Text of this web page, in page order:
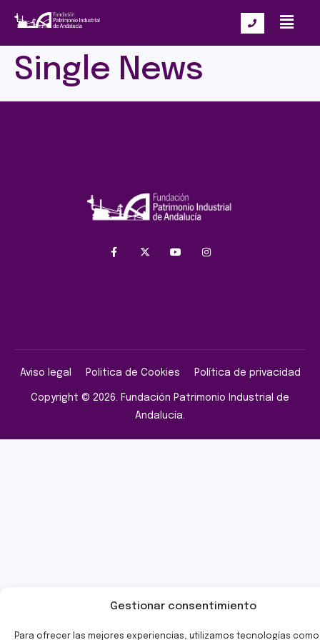
Gestionar consentimiento
Para ofrecer las mejores experiencias, utilizamos tecnologías como
Single News
Copyright © 2026. Fundación Patrimonio Industrial de
Andalucía.
Aviso legal Politica de Cookies Política de privacidad